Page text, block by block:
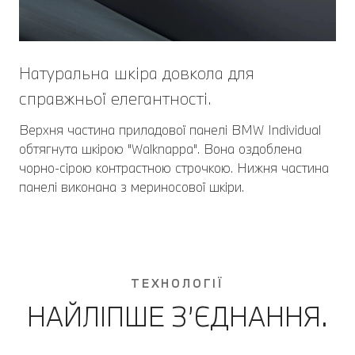
Натуральна шкіра довкола для
справжньої елегантності.
Верхня частина приладової панелі BMW Individual
обтягнута шкірою "Walknappa". Вона оздоблена
чорно-сірою контрастною строчкою. Нижня частина
панелі виконана з мериносової шкіри.
ТЕХНОЛОГІЇ
НАЙЛІПШЕ З’ЄДНАННЯ.